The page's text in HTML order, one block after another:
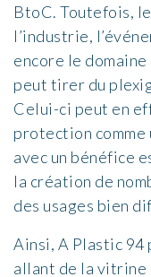
BtoC. Toutefois,
l’industrie,
encore le
peut tirer du
Celui-ci peut en
protection comme
avec un bénéfice
la création de
des usages bien
Ainsi, A Plastic 94
allant de la vitrine